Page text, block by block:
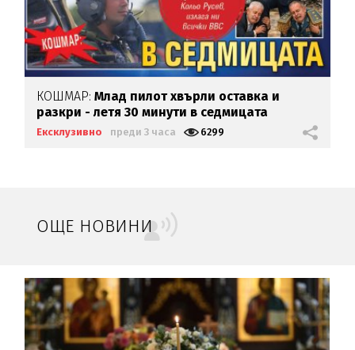
КОШМАР:Млад пилот хвърли оставка и
разкри - летя 30 минути в седмицата
Ексклузивно преди 3 часа 6299
ОЩЕ НОВИНИ